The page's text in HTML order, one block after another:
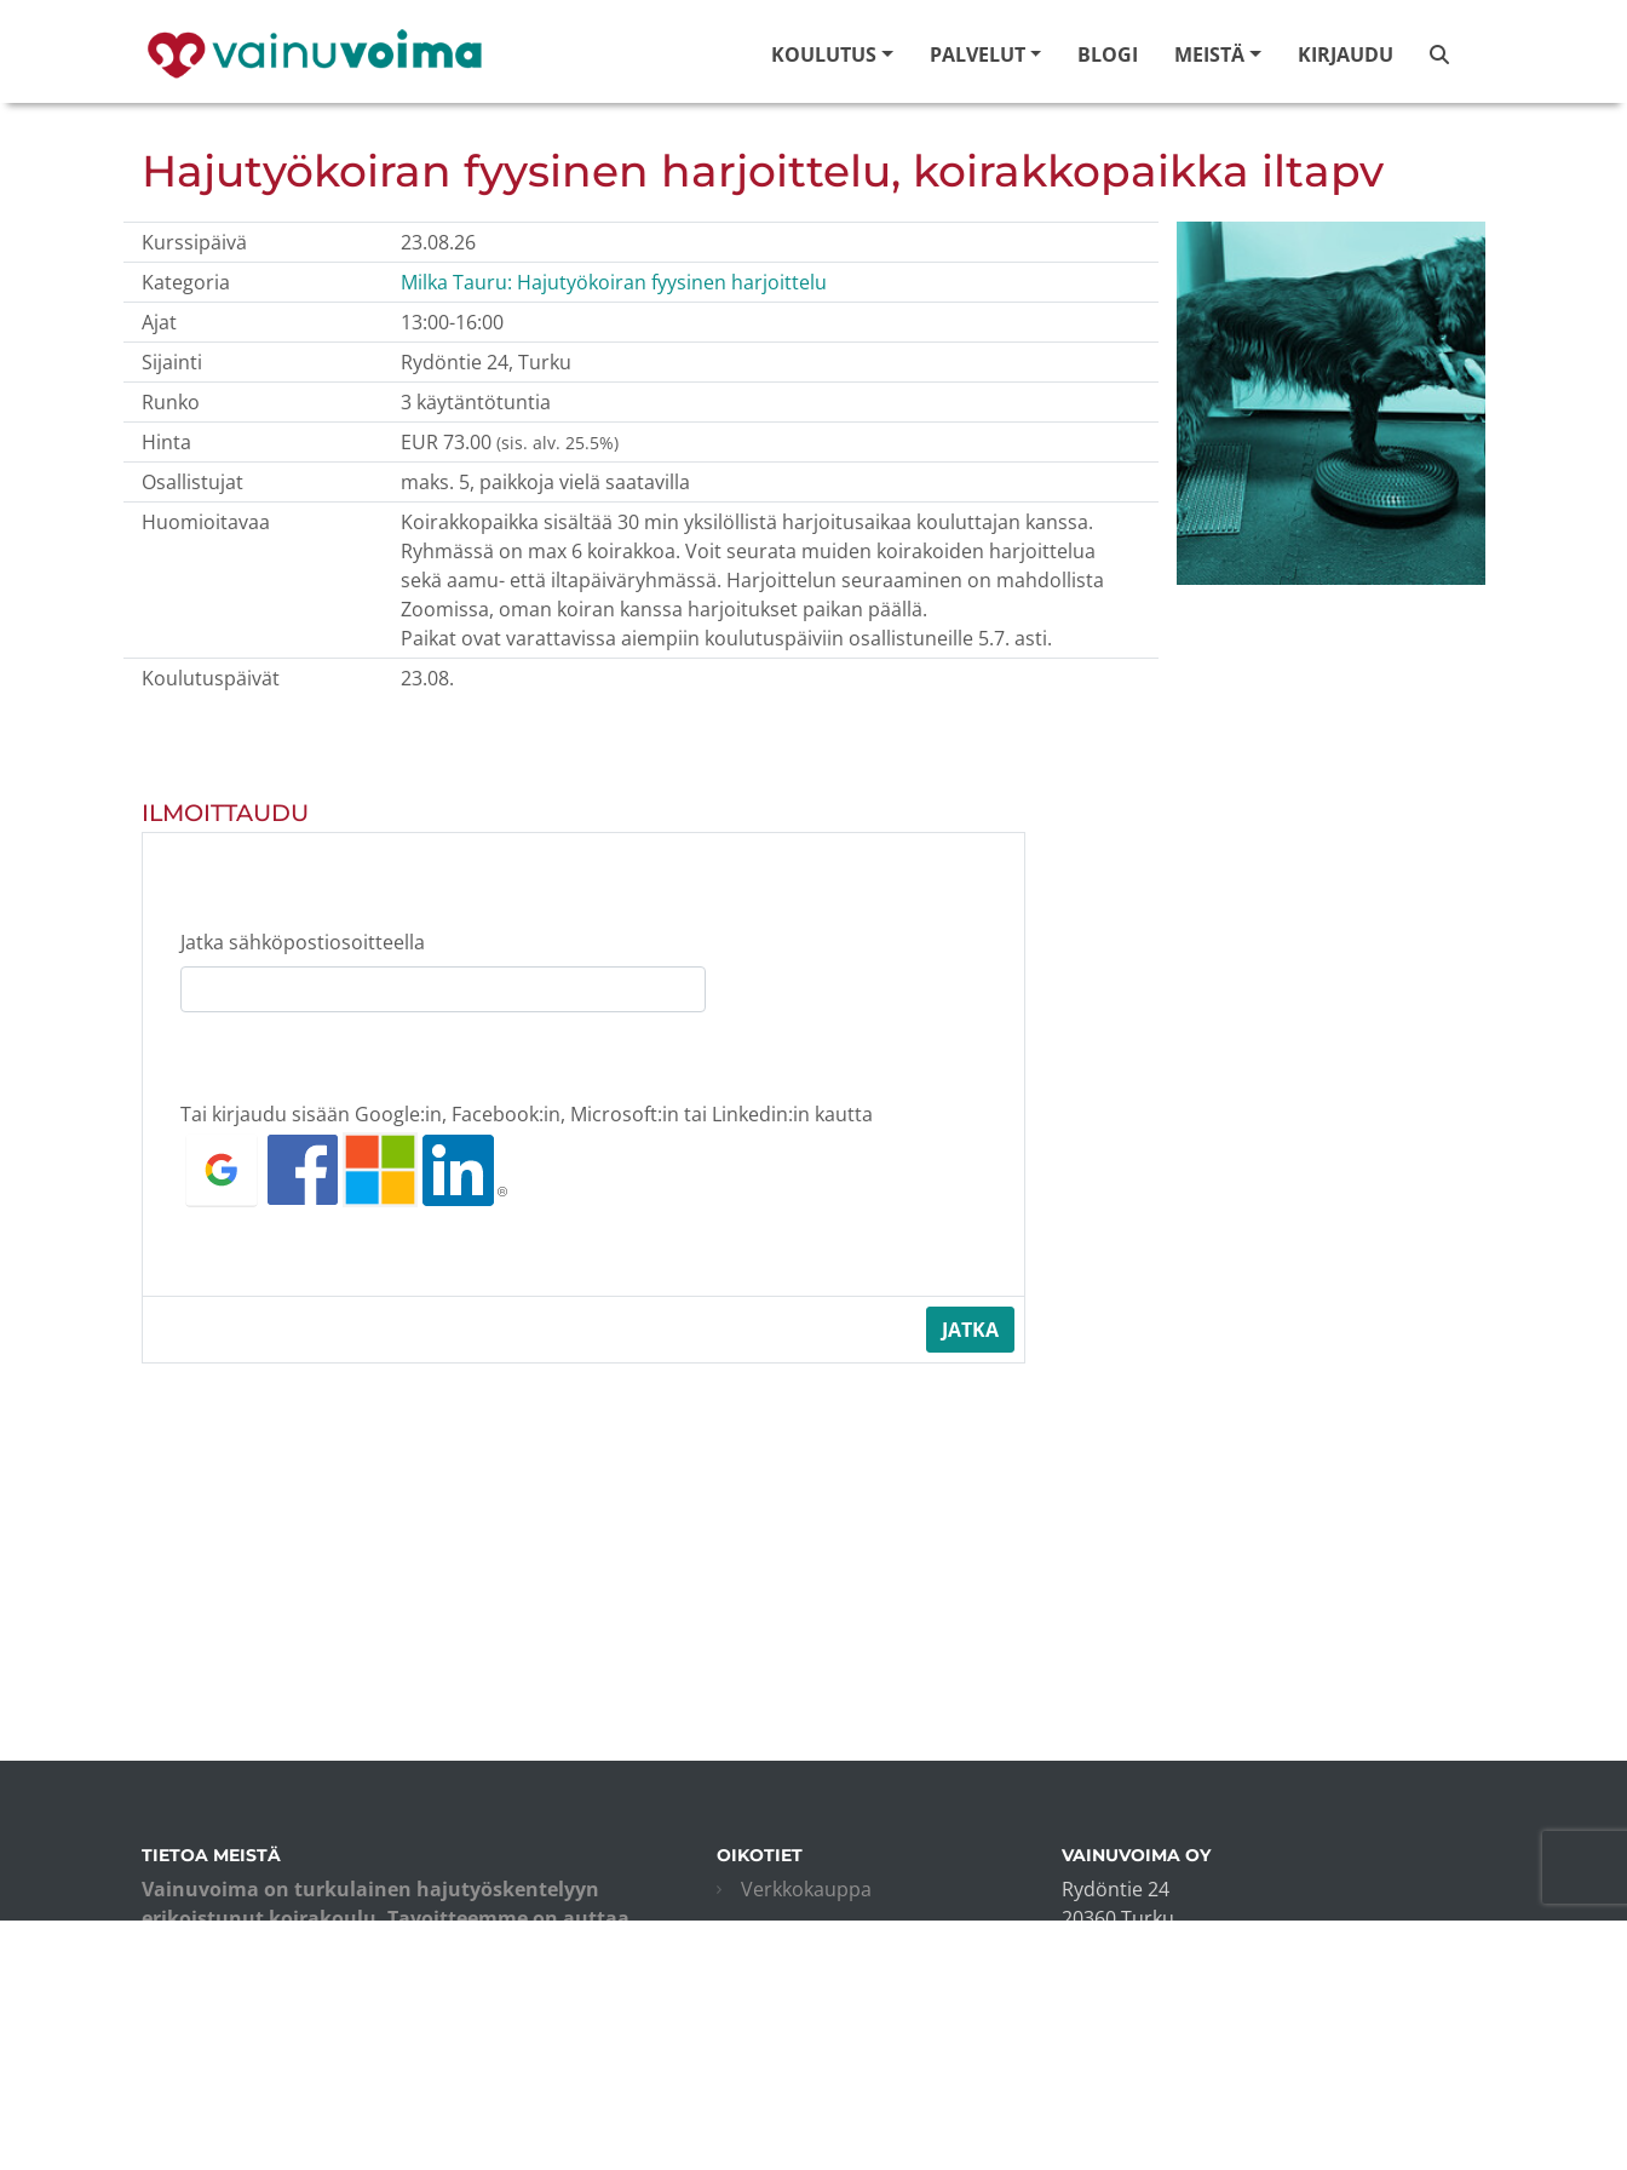
KOULUTUS PALVELUT BLOGI MEISTÄ KIRJAUDU
Hajutyökoiran fyysinen harjoittelu, koirakkopaikka iltapv
Kurssipäivä
23.08.26
Kategoria
Milka Tauru: Hajutyökoiran fyysinen harjoittelu
Ajat
13:00-16:00
Sijainti
Rydöntie 24, Turku
Runko
3 käytäntötuntia
Hinta
EUR 73.00 (sis. alv. 25.5%)
Osallistujat
maks. 5, paikkoja vielä saatavilla
Huomioitavaa
Koirakkopaikka sisältää 30 min yksilöllistä harjoitusaikaa kouluttajan kanssa.
Ryhmässä on max 6 koirakkoa. Voit seurata muiden koirakoiden harjoittelua
sekä aamu- että iltapäiväryhmässä. Harjoittelun seuraaminen on mahdollista
Zoomissa, oman koiran kanssa harjoitukset paikan päällä.
Paikat ovat varattavissa aiempiin koulutuspäiviin osallistuneille 5.7. asti.
Koulutuspäivät
23.08.
ILMOITTAUDU
Jatka sähköpostiosoitteella
Tai kirjaudu sisään Google:in, Facebook:in, Microsoft:in tai Linkedin:in kautta
JATKA
TIETOA MEISTÄ
Vainuvoima on turkulainen hajutyöskentelyyn
erikoistunut koirakoulu. Tavoitteemme on auttaa
OIKOTIET
Verkkokauppa
VAINUVOIMA OY
Rydöntie 24
20360 Turku